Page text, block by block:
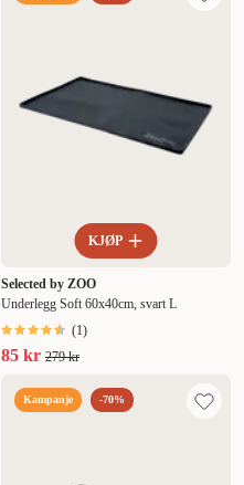
KJØP
Selected by ZOO
Underlegg Soft 60x40cm, svart L
(1)
85 kr 279 kr
Kampanje -70%